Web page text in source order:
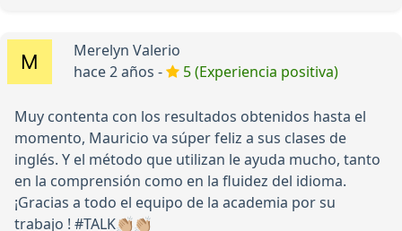
Merelyn Valerio
hace 2 años -
5 (Experiencia positiva)
Muy contenta con los resultados obtenidos hasta el
momento, Mauricio va súper feliz a sus clases de
inglés. Y el método que utilizan le ayuda mucho, tanto
en la comprensión como en la fluidez del idioma.
¡Gracias a todo el equipo de la academia por su
trabajo ! #TALK👏🏼👏🏼